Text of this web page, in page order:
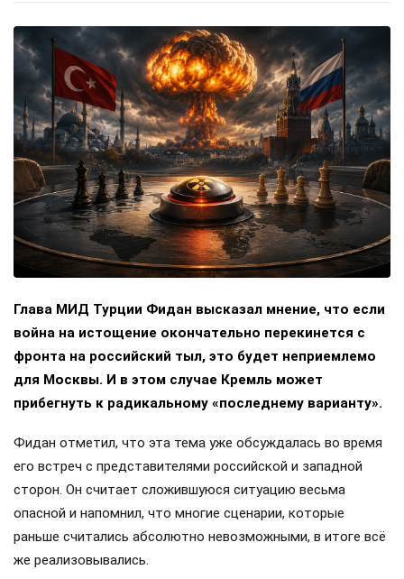
Глава МИД Турции Фидан высказал мнение, что если
война на истощение окончательно перекинется с
фронта на российский тыл, это будет неприемлемо
для Москвы. И в этом случае Кремль может
прибегнуть к радикальному «последнему варианту».
Фидан отметил, что эта тема уже обсуждалась во время
его встреч с представителями российской и западной
сторон. Он считает сложившуюся ситуацию весьма
опасной и напомнил, что многие сценарии, которые
раньше считались абсолютно невозможными, в итоге всё
же реализовывались.